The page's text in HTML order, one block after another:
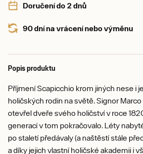
Doručení do 2 dnů
90 dní na vrácení nebo výměnu
Popis produktu
Příjmení Scapicchio krom jiných nese i
holičských rodin na světě. Signor
otevřel dveře svého holičství v roce
generací v tom pokračovalo. Léty
po staletí předávaly (a naštěstí stále
a díky jejich vlastní holičské akademii i